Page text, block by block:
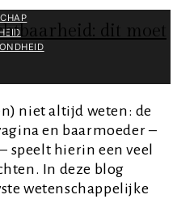
dit moet
niet altijd weten: de
en baarmoeder –
speelt hierin een veel
In deze blog
wetenschappelijke